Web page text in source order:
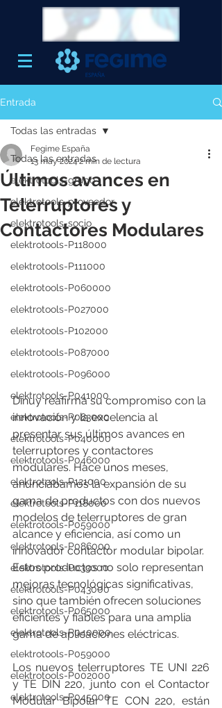
Entrada
Todas las entradas
elektrotools-grupo
elektrotools-proveedor
elektrotools-socio
elektrotools-P118000
elektrotools-P111000
elektrotools-P060000
elektrotools-P027000
elektrotools-P102000
elektrotools-P087000
elektrotools-P096000
elektrotools-P041000
elektrotools-P083000
elektrotools-P040000
elektrotools-P046000
elektrotools-P121000
elektrotools-P118000
elektrotools-P059000
elektrotools-P086000
elektrotools-P033000
elektrotools-P043000
elektrotools-P065000
elektrotools-P040000
elektrotools-P059000
elektrotools-P002000
elektrotools-P045000
Todas las entradas
Últimos avances en
Telerruptores y
Contactores Modulares
Fegime España
13 may 20242 min de lectura
Dinuy reafirma su compromiso con la
innovación y la excelencia al
presentar sus últimos avances en
telerruptores y contactores
modulares. Hace unos meses,
anunciábamos la expansión de su
gama de productos con dos nuevos
modelos de telerruptores de gran
alcance y eficiencia, así como un
innovador contactor modular bipolar.
Estos productos no solo representan
mejoras tecnológicas significativas,
sino que también ofrecen soluciones
eficientes y fiables para una amplia
gama de aplicaciones eléctricas.
Los nuevos telerruptores TE UNI 226
y TE DIN 220, junto con el Contactor
Modular Bipolar TE CON 220, están